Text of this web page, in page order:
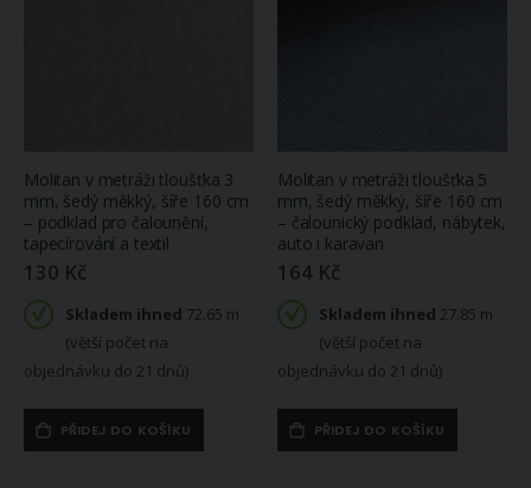
Molitan v metráži tloušťka 3
mm, šedý měkký, šíře 160 cm
– podklad pro čalounění,
tapecírování a textil
130 Kč
Skladem ihned 72.65 m
(větší počet na
objednávku do 21 dnů)
PŘIDEJ DO KOŠÍKU
Molitan v metráži tloušťka 5
mm, šedý měkký, šíře 160 cm
– čalounický podklad, nábytek,
auto i karavan
164 Kč
Skladem ihned 27.85 m
(větší počet na
objednávku do 21 dnů)
PŘIDEJ DO KOŠÍKU